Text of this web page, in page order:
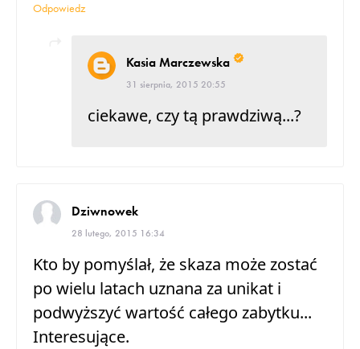
Odpowiedz
Kasia Marczewska
31 sierpnia, 2015 20:55
ciekawe, czy tą prawdziwą...?
Dziwnowek
28 lutego, 2015 16:34
Kto by pomyślał, że skaza może zostać
po wielu latach uznana za unikat i
podwyższyć wartość całego zabytku...
Interesujące.